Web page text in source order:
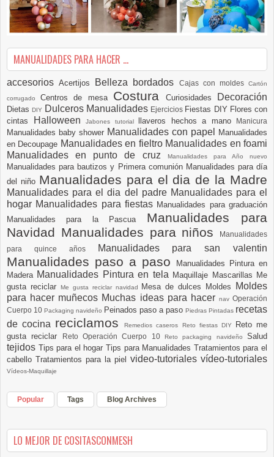
MANUALIDADES PARA HACER ...
accesoriosAcertijos Belleza bordados Cajas con moldesCartón
corrugadoCentros de mesa Costura Curiosidades Decoración
DietasDIY Dulceros Manualidades Ejercicios Fiestas DIY Flores con
cintas
Halloween Jabones tutorial llaveros hechos a mano Manicura
Manualidades baby shower Manualidades con papel
Manualidades
en Decoupage Manualidades en fieltro Manualidades en foami
Manualidades en punto de cruz
Manualidades para Año nuevo
Manualidades para bautizos y Primera comunión Manualidades para día
del niño Manualidades para el dia de la Madre
Manualidades para el dia del padre Manualidades para el
hogar Manualidades para fiestas Manualidades para graduación
Manualidades para la Pascua Manualidades para
Navidad Manualidades para niños
Manualidades
para quince años
Manualidades para san valentin
Manualidades paso a paso
Manualidades Pintura en
Madera Manualidades Pintura en tela Maquillaje Mascarillas Me
gusta reciclar
Me gusta reciclar navidad Mesa de dulces Moldes
Moldes
para hacer muñecos Muchas ideas para hacer nav Operación
Cuerpo 10 Packaging navideño Peinados paso a paso Piedras Pintadas recetas
de cocina reciclamosRemedios caseros Reto fiestas DIY Reto me
gusta reciclar
Reto Operación Cuerpo 10Reto packaging navideñoSalud
tejidos Tips para el hogarTips para Manualidades Tratamientos para el
cabello Tratamientos para la piel video-tutoriales vídeo-tutoriales
Vídeos-Maquillaje
Popular Tags Blog Archives
LO MEJOR DE COSITASCONMESH